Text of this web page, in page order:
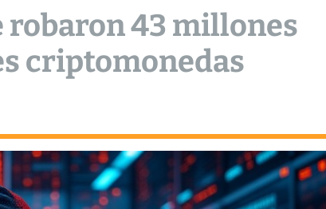
robaron 43 millones
criptomonedas